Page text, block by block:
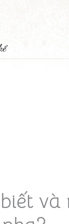
và